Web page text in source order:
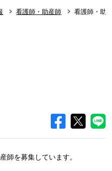
看護師・助産師 看護師・助
師を募集しています。